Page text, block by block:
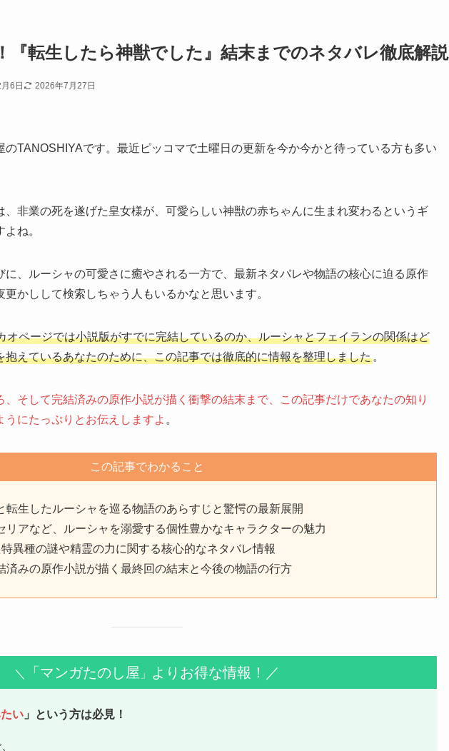
『転生したら神獣でした』結末までのネタバレ徹底解説
6日 2026年7月27日
のTANOSHIYAです。最近ピッコマで土曜日の更新を今か今かと待っている方も多い
、非業の死を遂げた皇女様が、可愛らしい神獣の赤ちゃんに生まれ変わるというギ
ね。
に、ルーシャの可愛さに癒やされる一方で、最新ネタバレや物語の核心に迫る原作
かしして検索しちゃう人もいるかなと思います。
オページでは小説版がすでに完結しているのか、ルーシャとフェイランの関係はど
抱えているあなたのために、この記事では徹底的に情報を整理しました 。
、そして完結済みの原作小説が描く衝撃の結末まで、この記事だけであなたの知り
にたっぷりとお伝えしますよ 。
この記事でわかること
転生したルーシャを巡る物語のあらすじと驚愕の最新展開
リアなど、ルーシャを溺愛する個性豊かなキャラクターの魅力
異種の謎や精霊の力に関する核心的なネタバレ情報
済みの原作小説が描く最終回の結末と今後の物語の行方
＼ 「マンガたのし屋 」 よりお得な情報！／
い 」という方は必見！